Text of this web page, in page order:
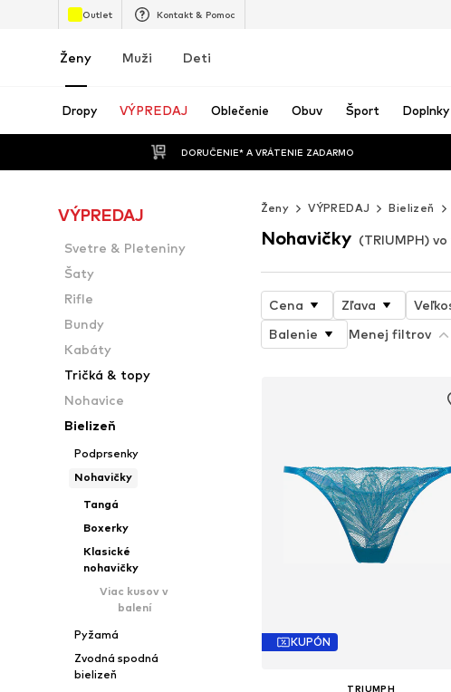
Outlet Kontakt & Pomoc
Ženy Muži Deti
Dropy VÝPREDAJ Oblečenie Obuv Šport Doplnky
DORUČENIE* A VRÁTENIE ZADARMO
VÝPREDAJ
Svetre & Pleteniny
Šaty
Rifle
Bundy
Kabáty
Tričká & topy
Nohavice
Bielizeň
Podprsenky
Nohavičky
Tangá
Boxerky
Klasické
nohavičky
Viac kusov v
balení
Pyžamá
Zvodná spodná
bielizeň
Ženy VÝPREDAJ Bielizeň
Nohavičky (TRIUMPH)
Cena Zľava
Balenie
Menej filtrov
KUPÓN
TRIUMPH